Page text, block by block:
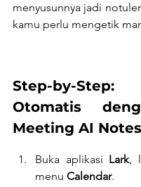
menyusunnya jadi
kamu perlu mengetik
Step-by-Step:
Otomatis
Meeting AI Notes
Buka aplikasi Lark,
menu Calendar.